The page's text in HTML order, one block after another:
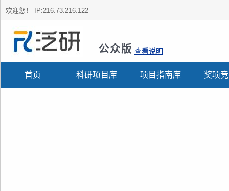
欢迎您！ IP:216.73.216.122
公众版 查看说明
首页 科研项目库 项目指南库 奖项